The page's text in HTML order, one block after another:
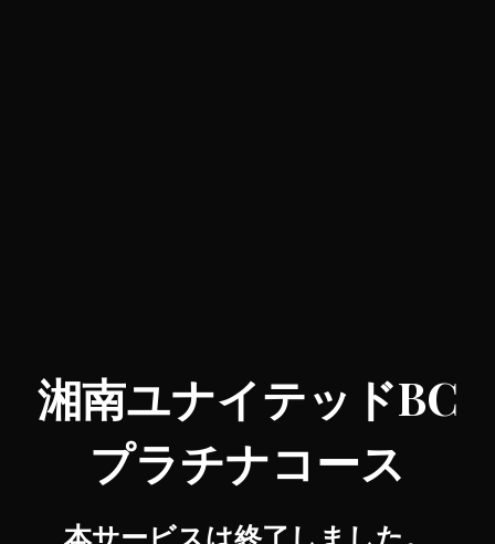
湘南ユナイテッドBC
プラチナコース
本サービスは終了しました。